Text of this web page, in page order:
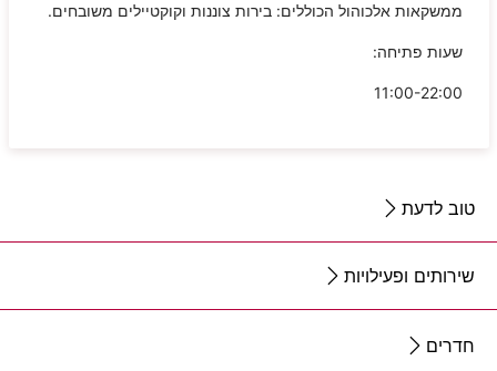
ממשקאות אלכוהול הכוללים: בירות צוננות וקוקטיילים משובחים.
שעות פתיחה:
11:00-22:00
טוב לדעת
שירותים ופעילויות
חדרים